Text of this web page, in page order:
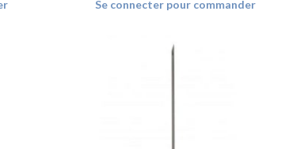
Se connecter pour commander